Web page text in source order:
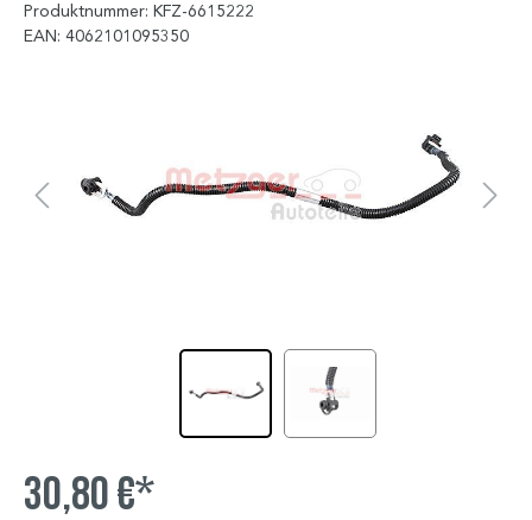
Produktnummer: KFZ-6615222
EAN: 4062101095350
30,80 €*